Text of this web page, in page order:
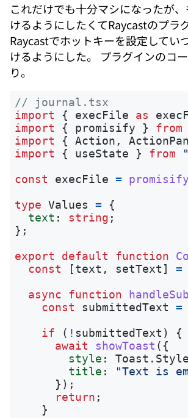
これだけでも十分マシになったが
けるようにしたくてRaycastのプラ
Raycastでホットキーを設定してい
けるようにした。 プラグインのコ
り。
// journal.tsx
import
{ execFile as
import
{ promisify } from
import
{ Action ,
import
{ useState } from "
const
execFile = promisify
type Values =
{
text : string ;
};
export
default function
const
[text , setText ] =
async
function
const
submittedText =
if
( ! submittedText )
{
await
showToast ({
style : Toast . Style
title : "Text is
});
return ;
}